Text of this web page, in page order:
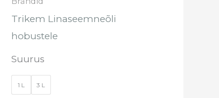
Trikem Linaseemneõli
hobustele
Suurus
1 L 3 L